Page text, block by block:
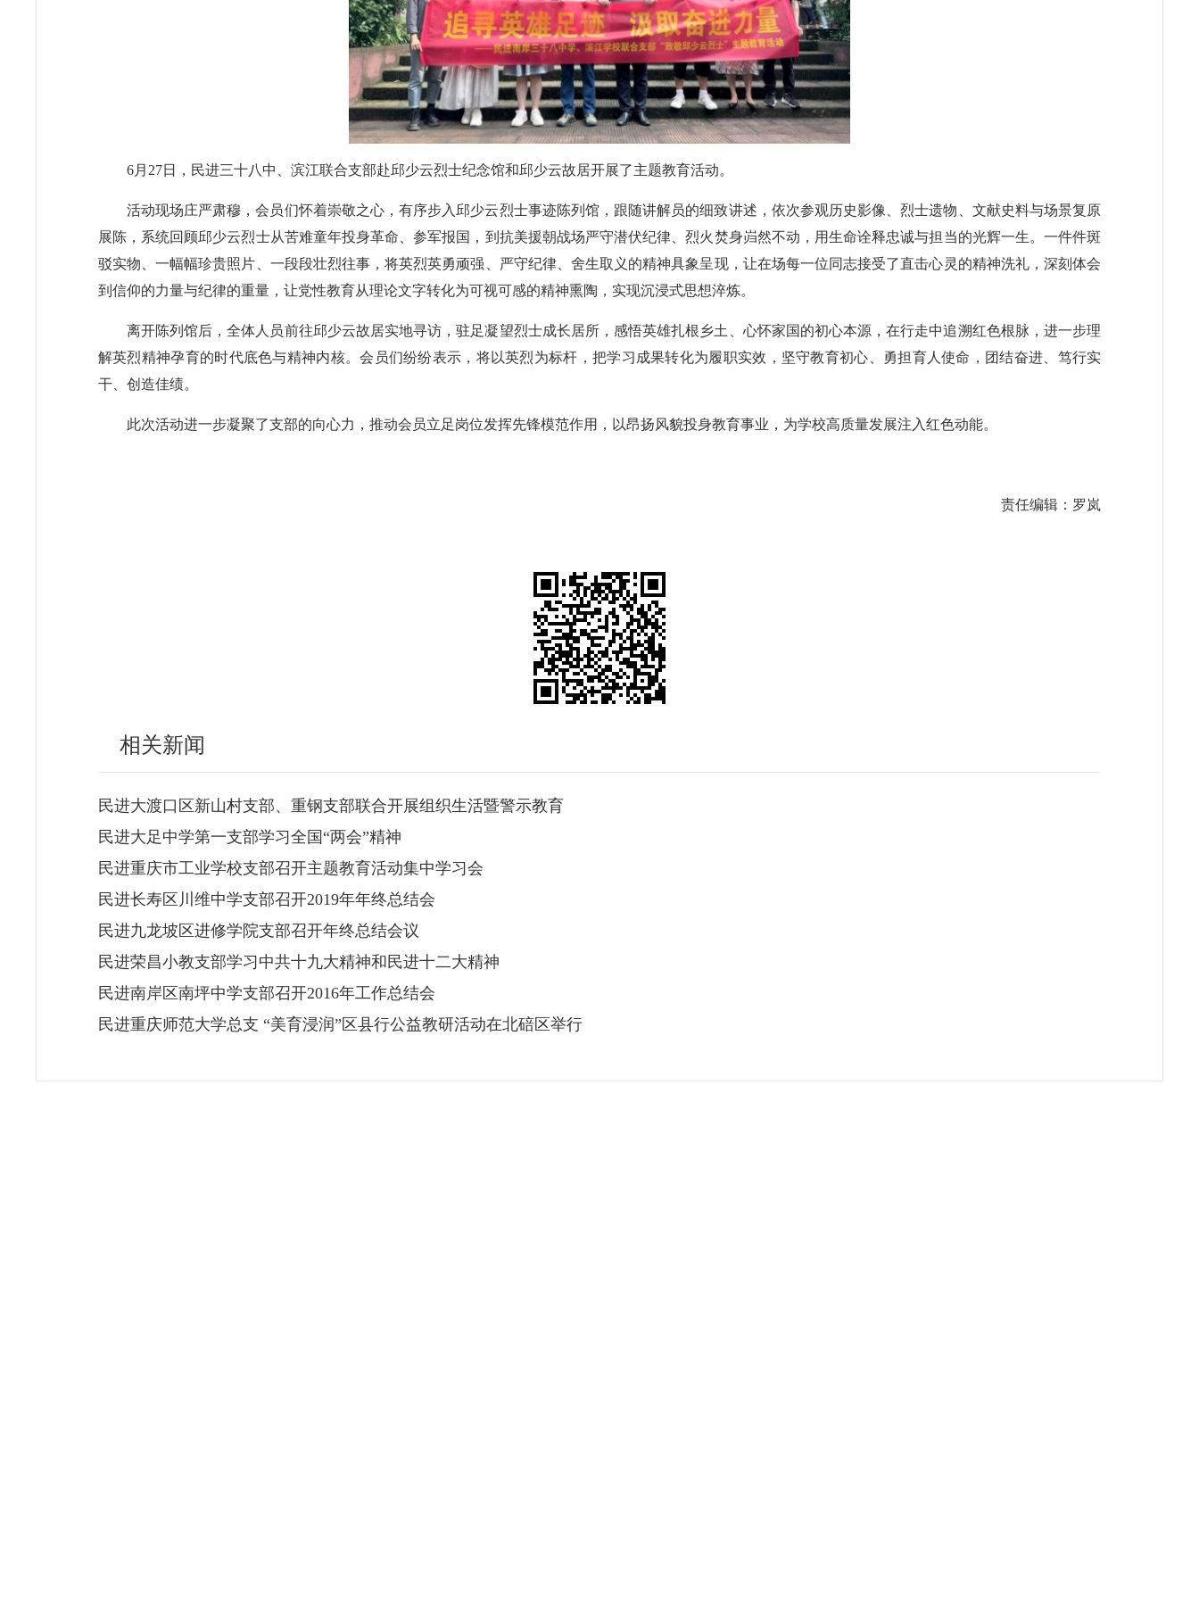
6月27日，民进三十八中、滨江联合支部赴邱少云烈士纪念馆和邱少云故居开展了主题教育活动。
活动现场庄严肃穆，会员们怀着崇敬之心，有序步入邱少云烈士事迹陈列馆，跟随讲解员的细致讲述，依次参观历史影像、烈士遗物、文献史料与场景复原
展陈，系统回顾邱少云烈士从苦难童年投身革命、参军报国，到抗美援朝战场严守潜伏纪律、烈火焚身岿然不动，用生命诠释忠诚与担当的光辉一生。一件件斑
驳实物、一幅幅珍贵照片、一段段壮烈往事，将英烈英勇顽强、严守纪律、舍生取义的精神具象呈现，让在场每一位同志接受了直击心灵的精神洗礼，深刻体会
到信仰的力量与纪律的重量，让党性教育从理论文字转化为可视可感的精神熏陶，实现沉浸式思想淬炼。
离开陈列馆后，全体人员前往邱少云故居实地寻访，驻足凝望烈士成长居所，感悟英雄扎根乡土、心怀家国的初心本源，在行走中追溯红色根脉，进一步理
解英烈精神孕育的时代底色与精神内核。会员们纷纷表示，将以英烈为标杆，把学习成果转化为履职实效，坚守教育初心、勇担育人使命，团结奋进、笃行实
干、创造佳绩。
此次活动进一步凝聚了支部的向心力，推动会员立足岗位发挥先锋模范作用，以昂扬风貌投身教育事业，为学校高质量发展注入红色动能。
责任编辑：罗岚
相关新闻
民进大渡口区新山村支部、重钢支部联合开展组织生活暨警示教育
民进大足中学第一支部学习全国“两会”精神
民进重庆市工业学校支部召开主题教育活动集中学习会
民进长寿区川维中学支部召开2019年年终总结会
民进九龙坡区进修学院支部召开年终总结会议
民进荣昌小教支部学习中共十九大精神和民进十二大精神
民进南岸区南坪中学支部召开2016年工作总结会
民进重庆师范大学总支 “美育浸润”区县行公益教研活动在北碚区举行